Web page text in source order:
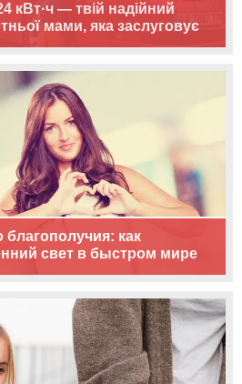
кВт·ч — твій надійний
мами, яка заслуговує
как
свет в быстром мире